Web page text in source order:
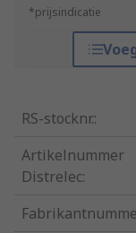
*prijsindicatie
RS-stocknr.:
Artikelnummer
Distrelec: